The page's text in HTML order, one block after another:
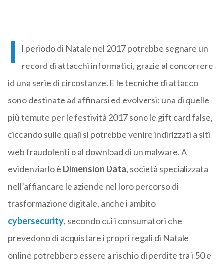
I
l periodo di Natale nel 2017 potrebbe segnare un
record di attacchi informatici, grazie al concorrere
id una serie di circostanze. E le tecniche di attacco
sono destinate ad affinarsi ed evolversi: una di quelle
più temute per le festività 2017 sono le gift card false,
ciccando sulle quali si potrebbe venire indirizzati a siti
web fraudolenti o al download di un malware. A
evidenziarlo è Dimension Data, società specializzata
nell’affiancare le aziende nel loro percorso di
trasformazione digitale, anche i ambito
cybersecurity, secondo cui i consumatori che
prevedono di acquistare i propri regali di Natale
online potrebbero essere a rischio di perdite tra i 50 e